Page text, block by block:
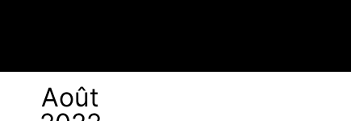
Août